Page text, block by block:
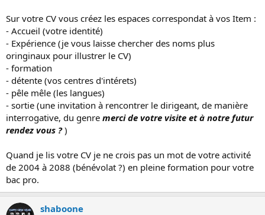
Sur votre CV vous créez les espaces correspondat à vos Item :
- Accueil (votre identité)
- Expérience (je vous laisse chercher des noms plus
oringinaux pour illustrer le CV)
- formation
- détente (vos centres d'intérets)
- pêle mêle (les langues)
- sortie (une invitation à rencontrer le dirigeant, de manière
interrogative, du genre merci de votre visite et à notre futur
rendez vous ?)
Quand je lis votre CV je ne crois pas un mot de votre activité
de 2004 à 2088 (bénévolat ?) en pleine formation pour votre
bac pro.
shaboone